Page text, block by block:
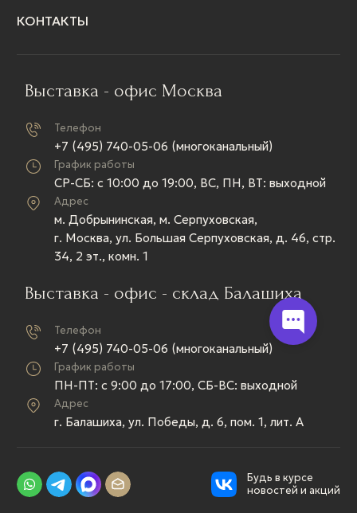
КОНТАКТЫ
Выставка - офис Москва
Телефон
+7 (495) 740-05-06 (многоканальный)
График работы
СР-СБ: c 10:00 до 19:00, ВС, ПН, ВТ: выходной
Адрес
м. Добрынинская, м. Серпуховская,
г. Москва, ул. Большая Серпуховская, д. 46, стр.
34, 2 эт., комн. 1
Выставка - офис - склад Балашиха
Телефон
+7 (495) 740-05-06 (многоканальный)
График работы
ПН-ПТ: c 9:00 до 17:00, СБ-ВС: выходной
Адрес
г. Балашиха, ул. Победы, д. 6, пом. 1, лит. А
Будь в курсе
новостей и акций